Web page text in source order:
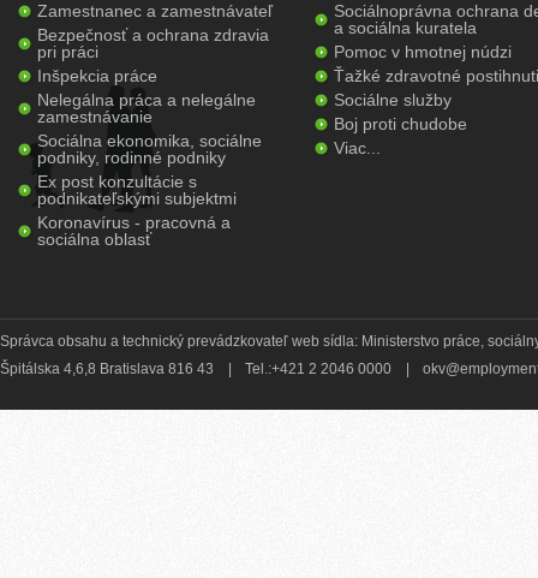
Zamestnanec a zamestnávateľ
Bezpečnosť a ochrana zdravia
pri práci
Inšpekcia práce
Nelegálna práca a nelegálne
zamestnávanie
Sociálna ekonomika, sociálne
podniky, rodinné podniky
Ex post konzultácie s
podnikateľskými subjektmi
Koronavírus - pracovná a
sociálna oblasť
Sociálnoprávna ochrana
a sociálna kuratela
Pomoc v hmotnej núdzi
Ťažké zdravotné
Sociálne služby
Boj proti chudobe
Viac...
Správca obsahu a technický prevádzkovateľ web sídla: Ministerstvo práce,
Špitálska 4,6,8 Bratislava 816 43
Tel.:+421 2 2046 0000